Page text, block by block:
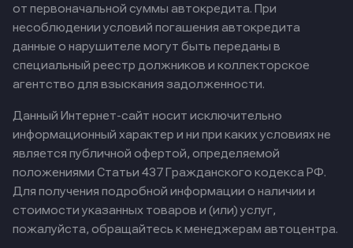
от первоначальной суммы автокредита. При
несоблюдении условий погашения автокредита
данные о нарушителе могут быть переданы в
специальный реестр должников и коллекторское
агентство для взыскания задолженности.
Данный Интернет-сайт носит исключительно
информационный характер и ни при каких условиях не
является публичной офертой, определяемой
положениями Статьи 437 Гражданского кодекса РФ.
Для получения подробной информации о наличии и
стоимости указанных товаров и (или) услуг,
пожалуйста, обращайтесь к менеджерам автоцентра.